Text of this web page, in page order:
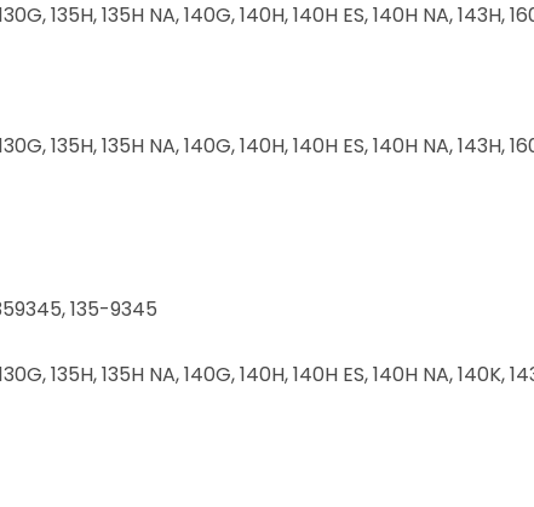
135H, 135H NA, 140G, 140H, 140H ES, 140H NA, 143H,
135H, 135H NA, 140G, 140H, 140H ES, 140H NA, 143H,
135-9345
135H, 135H NA, 140G, 140H, 140H ES, 140H NA, 140K,